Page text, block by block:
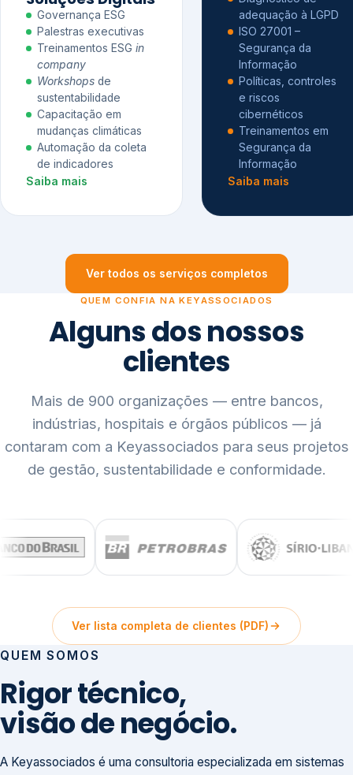
Governança ESG
Palestras executivas
Treinamentos ESG in
company
Workshops de
sustentabilidade
Capacitação em
mudanças climáticas
Automação da coleta
de indicadores
Saiba mais
adequação à LGPD
ISO 27001 –
Segurança da
Informação
Políticas, controles
e riscos
cibernéticos
Treinamentos em
Segurança da
Informação
Saiba mais
Ver todos os serviços completos
QUEM CONFIA NA KEYASSOCIADOS
Alguns dos nossos
clientes
Mais de 900 organizações — entre bancos,
indústrias, hospitais e órgãos públicos — já
contaram com a Keyassociados para seus projetos
de gestão, sustentabilidade e conformidade.
Ver lista completa de clientes (PDF)
QUEM SOMOS
Rigor técnico,
visão de negócio.
A Keyassociados é uma consultoria especializada em sistemas